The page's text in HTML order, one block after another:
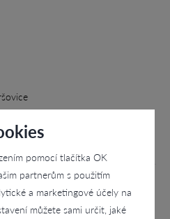
pomocí tlačítka OK
partnerům s použitím
a marketingové účely na
můžete sami určit, jaké